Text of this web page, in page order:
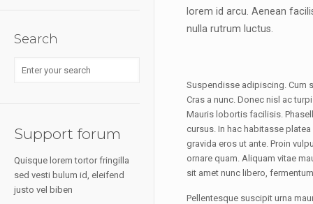
lorem id arcu. Aenean
nulla rutrum luctus.
Suspendisse adipiscing. Cum
Cras a nunc. Donec nisl ac
Mauris lobortis facilisis.
cursus. In hac habitasse
gravida eros ut ante. Proin
ornare quam. Aliquam vitae
sit amet nunc libero,
Pellentesque suscipit urna
Search
Support forum
Quisque lorem tortor fringilla
sed vesti bulum id, eleifend
justo vel biben